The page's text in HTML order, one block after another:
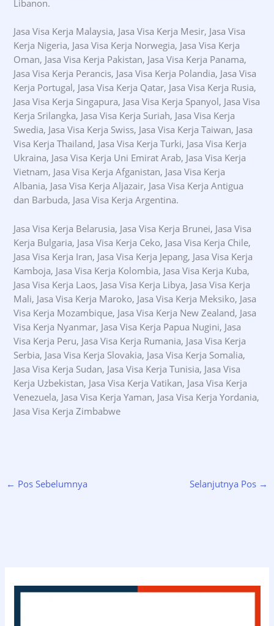
Libanon.
Jasa Visa Kerja Malaysia, Jasa Visa Kerja Mesir, Jasa Visa
Kerja Nigeria, Jasa Visa Kerja Norwegia, Jasa Visa Kerja
Oman, Jasa Visa Kerja Pakistan, Jasa Visa Kerja Panama,
Jasa Visa Kerja Perancis, Jasa Visa Kerja Polandia, Jasa Visa
Kerja Portugal, Jasa Visa Kerja Qatar, Jasa Visa Kerja Rusia,
Jasa Visa Kerja Singapura, Jasa Visa Kerja Spanyol, Jasa Visa
Kerja Srilangka, Jasa Visa Kerja Suriah, Jasa Visa Kerja
Swedia, Jasa Visa Kerja Swiss, Jasa Visa Kerja Taiwan, Jasa
Visa Kerja Thailand, Jasa Visa Kerja Turki, Jasa Visa Kerja
Ukraina, Jasa Visa Kerja Uni Emirat Arab, Jasa Visa Kerja
Vietnam, Jasa Visa Kerja Afganistan, Jasa Visa Kerja
Albania, Jasa Visa Kerja Aljazair, Jasa Visa Kerja Antigua
dan Barbuda, Jasa Visa Kerja Argentina.
Jasa Visa Kerja Belarusia, Jasa Visa Kerja Brunei, Jasa Visa
Kerja Bulgaria, Jasa Visa Kerja Ceko, Jasa Visa Kerja Chile,
Jasa Visa Kerja Iran, Jasa Visa Kerja Jepang, Jasa Visa Kerja
Kamboja, Jasa Visa Kerja Kolombia, Jasa Visa Kerja Kuba,
Jasa Visa Kerja Laos, Jasa Visa Kerja Libya, Jasa Visa Kerja
Mali, Jasa Visa Kerja Maroko, Jasa Visa Kerja Meksiko, Jasa
Visa Kerja Mozambique, Jasa Visa Kerja New Zealand, Jasa
Visa Kerja Nyanmar, Jasa Visa Kerja Papua Nugini, Jasa
Visa Kerja Peru, Jasa Visa Kerja Rumania, Jasa Visa Kerja
Serbia, Jasa Visa Kerja Slovakia, Jasa Visa Kerja Somalia,
Jasa Visa Kerja Sudan, Jasa Visa Kerja Tunisia, Jasa Visa
Kerja Uzbekistan, Jasa Visa Kerja Vatikan, Jasa Visa Kerja
Venezuela, Jasa Visa Kerja Yaman, Jasa Visa Kerja Yordania,
Jasa Visa Kerja Zimbabwe
← Pos Sebelumnya Selanjutnya Pos →